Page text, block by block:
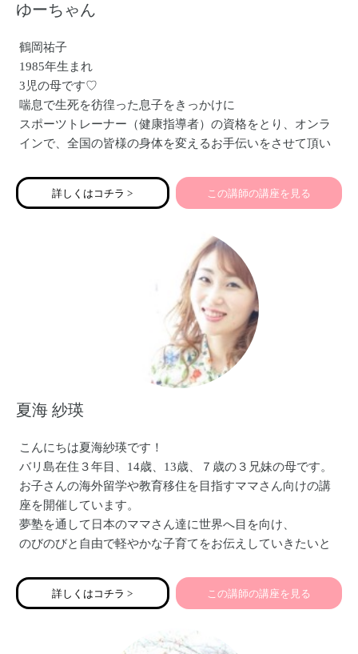
ゆーちゃん
鶴岡祐子
1985年生まれ
3児の母です♡
喘息で生死を彷徨った息子をきっかけに
スポーツトレーナー（健康指導者）の資格をとり、オンラ
インで、全国の皆様の身体を変えるお手伝いをさせて頂い
痩せて、くびれができた！
尿もれがなくなった！
毎日沢山の口コミを頂けて、わたしも励みになります！
姿勢美人を増やしていきたいなと思っております♡
詳しくはコチラ > この講師の講座を見る
夏海 紗瑛
こんにちは夏海紗瑛です！
バリ島在住３年目、14歳、13歳、７歳の３兄妹の母です。
お子さんの海外留学や教育移住を目指すママさん向けの講
座を開催しています。
夢塾を通して日本のママさん達に世界へ目を向け、
のびのびと自由で軽やかな子育てをお伝えしていきたいと
皆様どうぞよろしくお願い致します。
詳しくはコチラ > この講師の講座を見る